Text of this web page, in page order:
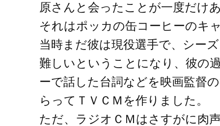
原さんと会ったことが一度だけ
それはポッカの缶コーヒーのキ
当時まだ彼は現役選手で、シー
難しいということになり、彼の
ーで話した台詞などを映画監督
らってＴＶＣＭを作りました。
ただ、ラジオＣＭはさすがに肉